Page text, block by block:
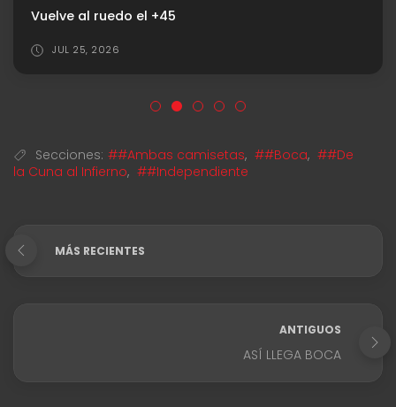
Vuelve al ruedo el +45
JUL 25, 2026
Secciones: ##Ambas camisetas, ##Boca, ##De
la Cuna al Infierno, ##Independiente
MÁS RECIENTES
ANTIGUOS
ASÍ LLEGA BOCA